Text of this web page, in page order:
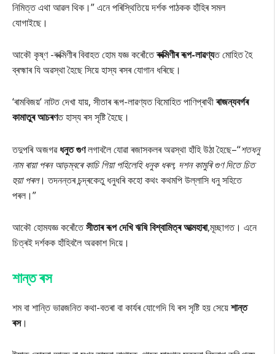
নিমিত্ত এথা আৱল থিক।” এনে পৰিস্থিতিয়ে দৰ্শক পাঠকক হাঁহিৰ সমল
যোগাইছে।
আকৌ কৃষ্ণ -ৰুক্মিণীৰ বিবাহত হোম যজ্ঞ কৰোঁতেৰুক্মিণীৰ ৰূপ-লাৱণ্যত মোহিত হৈ
ব্ৰহ্মাৰ যি অৱস্থা হৈছে সিয়ে হাস্য ৰসৰ যোগান ধৰিছে।
‘ৰামবিজয়‘ নাটত দেখা যায়, সীতাৰ ৰূপ-লাৱণ্যত বিমোহিত পাণিপ্ৰাথীৰাজন্যবৰ্গৰ
কামাতুৰ আচৰণত হাস্য ৰস সৃষ্টি হৈছে।
তদুপৰি অজগৱধনুত গুণলগাবলৈ যোৱা ৰজাসকলৰ অৱস্থা হাঁহি উঠা হৈছে–‘‘শতধনু
নাম ৰায়া পৰন আড়ম্বৰে কাচি গিয়া পহিলেহি ধনুক ধৰল, দশন কামুৰি গুণ দিতে চিত
হুয়া পৰল। তদনন্তৰ চন্দ্ৰকেতু ধনুধৰি কহো কথং কথমপি উল্লাসি ধনু সহিতে
পৰল।”
আকৌ হোমযজ্ঞ কৰোঁতেসীতাৰ ৰূপ দেখি ঋষি বিশ্বামিত্ৰ আত্মহাৰা,মূচ্ছাগত। এনে
চিত্ৰই দৰ্শকক হাঁহিবলৈ অৱকাশ দিয়ে।
শান্ত ৰস
শম বা শান্তি ভাৱজনিত কথা-বতৰা বা কাৰ্যৰ যোগেদি যি ৰস সৃষ্টি হয় সেয়েশান্ত
ৰস।